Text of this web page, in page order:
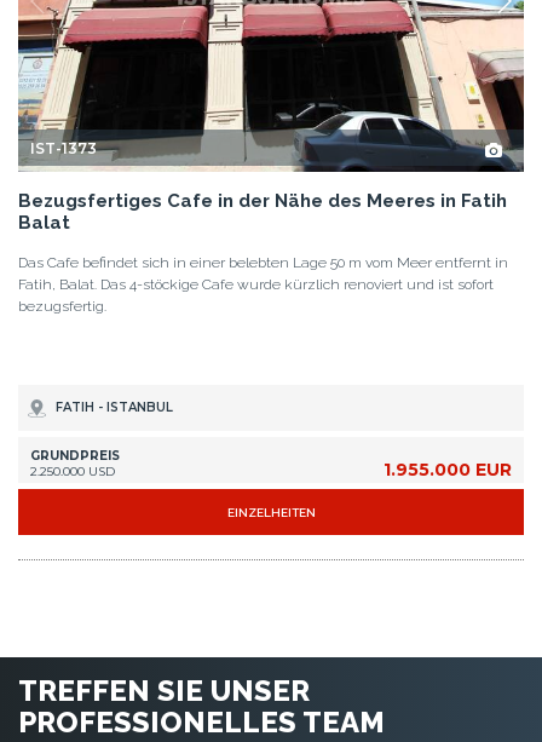
IST-1373
Bezugsfertiges Cafe in der Nähe des Meeres in Fatih
Balat
Das Cafe befindet sich in einer belebten Lage 50 m vom Meer entfernt in
Fatih, Balat. Das 4-stöckige Cafe wurde kürzlich renoviert und ist sofort
bezugsfertig.
FATIH - ISTANBUL
GRUNDPREIS
2.250.000 USD
1.955.000 EUR
EINZELHEITEN
TREFFEN SIE UNSER
PROFESSIONELLES TEAM